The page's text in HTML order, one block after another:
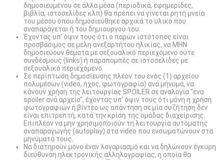
δημοσιευμένου σε άλλα μέσα (περιοδικά, εφημερίδες,
βιβλία, ιστοσελίδες κλπ) θα πρέπει να γίνεται ρητή μνεία
του μέσου όπου δημοσιεύθηκε αρχικά το υλικό που
αναπαράγεται ή του δημιουργού του.
Έχοντας υπ’ όψιν τους ότι ο παρών ιστότοπος είναι
προσβάσιμος σε μέλη ανεξαρτήτου ηλικίας, να ΜΗΝ
δημοσιεύουν θέματα με σεξουαλικό περιεχόμενο ούτε
συνδέσμους (links) ή παραπομπές σε ιστοσελίδες με
σεξουαλικό περιεχόμενο.
Σε περίπτωση δημοσίευσης πλέον του ενός (1) αρχείου
πολυμέσων (video, ήχος, φωτογραφία) ανά μήνυμα, να
κάνουν χρήση της λειτουργίας SPOILER σε αναλογία "ένα
spoiler ανά αρχείο", έχοντας υπ’ όψιν τους ότι μόνη η χρήση
φωτογραφιών ή βίντεο ως απάντηση σε μία συζήτηση δεν
είναι επιτρεπτή, κατά την κρίση της ομάδας διαχείρισης.
Επιπλέον να μην χρησιμοποιούν τη λειτουργία αυτόματης
αναπαραγωγής (autoplay) στα video που ενσωματώνουν στα
μηνύματά τους.
Να διατηρούν μόνο έναν λογαριασμό και να δηλώνουν έγκυρη
διεύθυνση ηλεκτρονικής αλληλογραφίας, η οποία θα